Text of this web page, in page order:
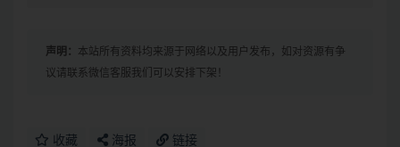
声明： 本站所有资料均来源于网络以及用户发布，如对资源有争
议请联系微信客服我们可以安排下架！
收藏 海报 链接